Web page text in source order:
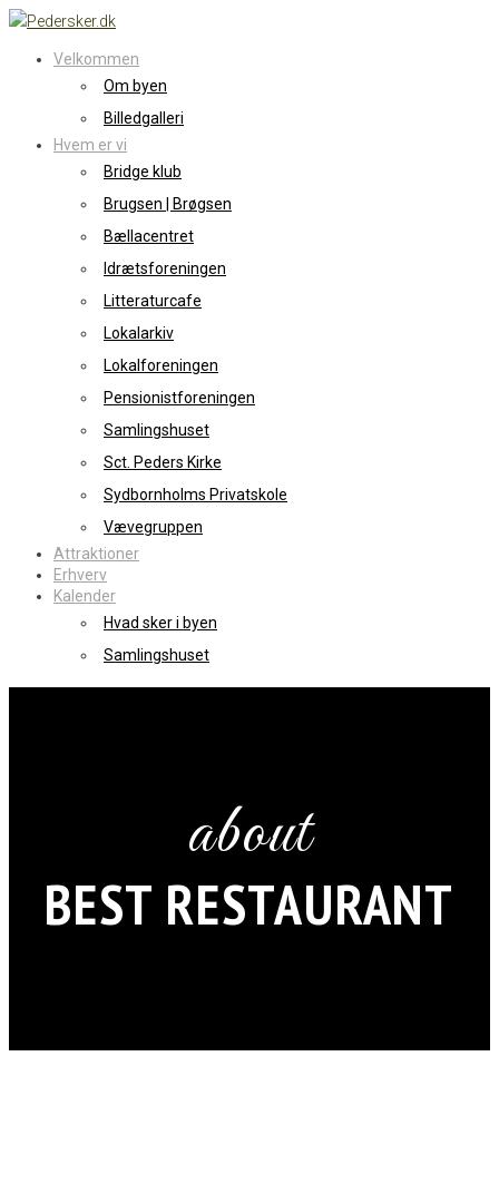
Skip
content
Velkommen
Om byen
Billedgalleri
Hvem er vi
Bridge klub
Brugsen | Brøgsen
Bællacentret
Idrætsforeningen
Litteraturcafe
Lokalarkiv
Lokalforeningen
Pensionistforeningen
Samlingshuset
Sct. Peders Kirke
Sydbornholms Privatskole
Vævegruppen
Attraktioner
Erhverv
Kalender
Hvad sker i byen
Samlingshuset
about
BEST RESTAURANT